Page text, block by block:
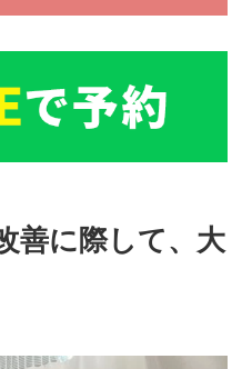
善に際して、大